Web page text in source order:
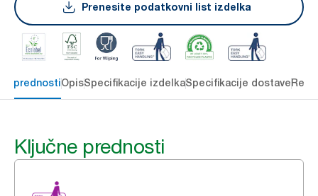
Prenesite podatkovni list izdelka
prednostiOpisSpecifikacije izdelkaSpecifikacije dostave
Ključne prednosti